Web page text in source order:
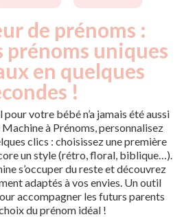
de prénoms :
prénoms uniques
en quelques
!
votre bébé n’a jamais été aussi
à Prénoms, personnalisez
clics : choisissez une première
un style (rétro, floral, biblique…).
s’occuper du reste et découvrez
adaptés à vos envies. Un outil
accompagner les futurs parents
du prénom idéal !